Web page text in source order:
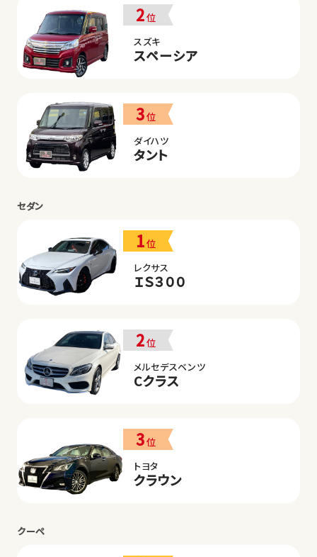
2位
スズキ
スペーシア
3位
ダイハツ
タント
セダン
1位
レクサス
ＩＳ３００
2位
メルセデスベンツ
Cクラス
3位
トヨタ
クラウン
クーペ